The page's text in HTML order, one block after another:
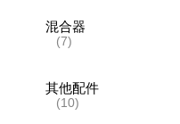
混合器
(7)
其他配件
(10)